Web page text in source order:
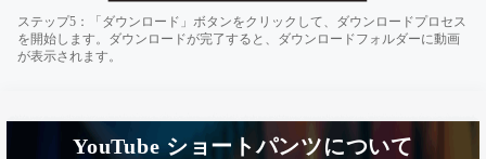
ステップ5：「ダウンロード」ボタンをクリックして、ダウンロードプロセス
を開始します。ダウンロードが完了すると、ダウンロードフォルダーに動画
が表示されます。
YouTube ショートパンツについて